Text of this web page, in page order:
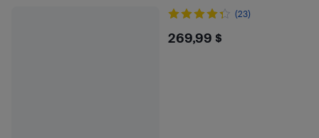
(23)
$269.99
269,99 $